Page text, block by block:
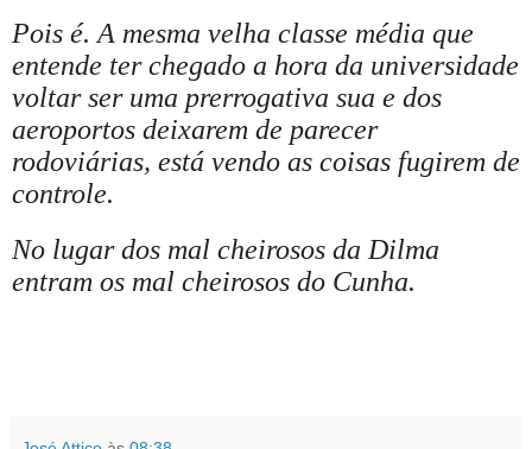
Pois é. A mesma velha classe média que
entende ter chegado a hora da universidade
voltar ser uma prerrogativa sua e dos
aeroportos deixarem de parecer
rodoviárias, está vendo as coisas fugirem de
controle.
No lugar dos mal cheirosos da Dilma
entram os mal cheirosos do Cunha.